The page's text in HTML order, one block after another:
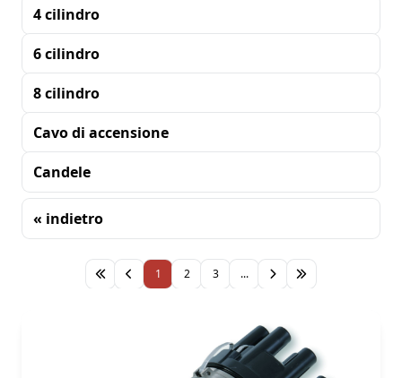
4 cilindro
6 cilindro
8 cilindro
Cavo di accensione
Candele
« indietro
Ordinamento
1 2 3 ...